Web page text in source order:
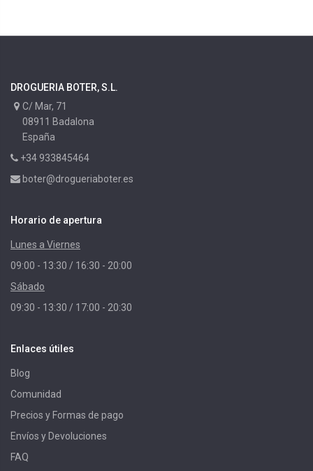
DROGUERIA BOTER, S.L.
C/ Mar, 71
08911 Badalona
España
+34 933845464
boter@drogueriaboter.es
Horario de apertura
Lunes a Viernes
09:00 - 13:30 / 16:30 - 20:00
Sábado
09:30 - 13:30 / 17:00 - 20:30
Enlaces útiles
Blog
Comunidad
Precios y Formas de pago
Envíos y Devoluciones
FAQ